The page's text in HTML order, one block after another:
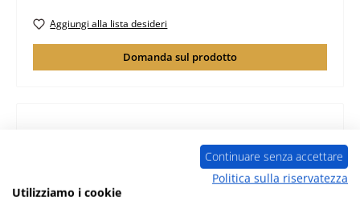
Aggiungi alla lista desideri
Domanda sul prodotto
originale supporto per rivestimento laterale per stufa a
legna Max Blank Nimes Max Blank Nimes supporto per
Continuare senza accettare
Politica sulla riservatezza
Utilizziamo i cookie